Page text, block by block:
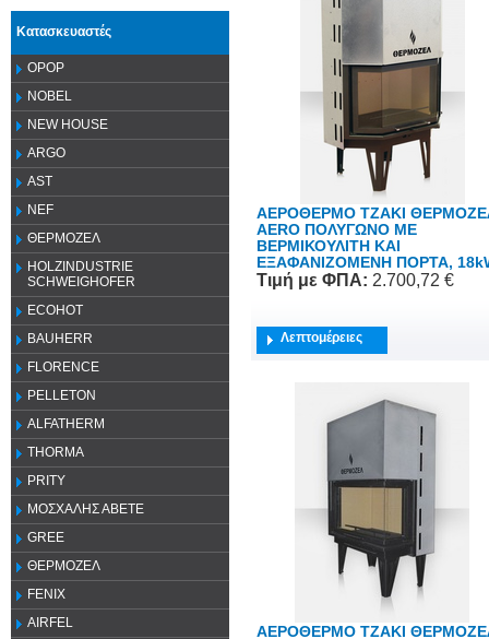
Κατασκευαστές
OPOP
NOBEL
NEW HOUSE
ARGO
AST
NEF
ΘΕΡΜΟΖΕΛ
HOLZINDUSTRIE
SCHWEIGHOFER
ECOHOT
BAUHERR
FLORENCE
PELLETON
ALFATHERM
THORMA
PRITY
ΜΟΣΧΑΛΗΣ ΑΒΕΤΕ
GREE
ΘΕΡΜΟΖΕΛ
FENIX
AIRFEL
ΑΕΡΟΘΕΡΜΟ ΤΖΑΚΙ
AERO ΠΟΛΥΓΩΝΟ ME
ΒΕΡΜΙΚΟΥΛΙΤΗ ΚΑΙ
ΕΞΑΦΑΝΙΖΟΜΕΝΗ ΠΟΡΤΑ,
Τιμή με ΦΠΑ: 2.700,72 €
Λεπτομέρειες
ΑΕΡΟΘΕΡΜΟ ΤΖΑΚΙ